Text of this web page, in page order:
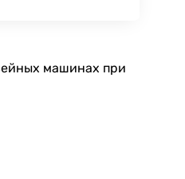
машинах при